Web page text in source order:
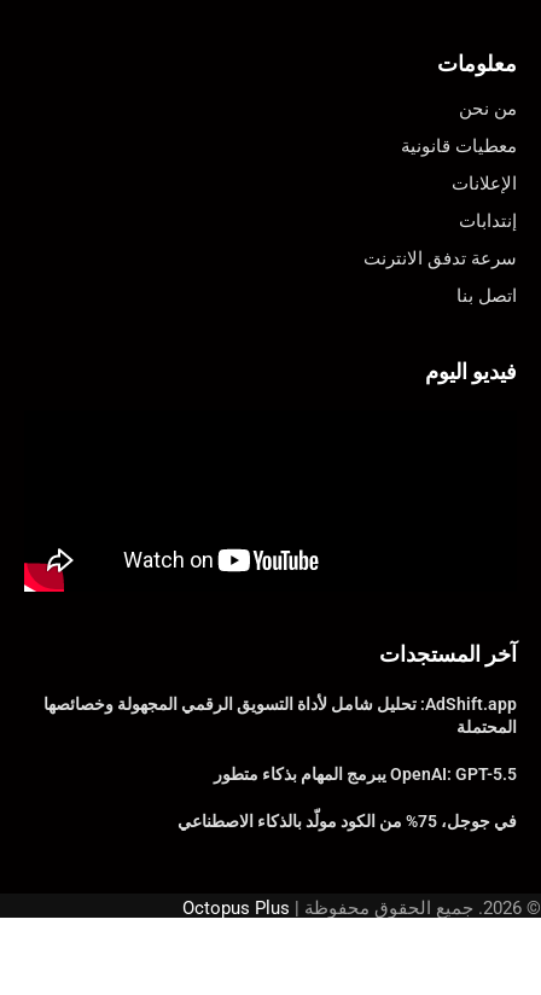
معلومات
من نحن
معطيات قانونية
الإعلانات
إنتدابات
سرعة تدفق الانترنت
اتصل بنا
فيديو اليوم
آخر المستجدات
AdShift.app: تحليل شامل لأداة التسويق الرقمي المجهولة وخصائصها
المحتملة
OpenAI: GPT-5.5 يبرمج المهام بذكاء متطور
في جوجل، 75% من الكود مولّد بالذكاء الاصطناعي
© 2026. جميع الحقوق محفوظة | Octopus Plus